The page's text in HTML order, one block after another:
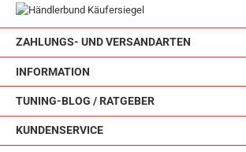
ZAHLUNGS- UND VERSANDARTEN
INFORMATION
TUNING-BLOG / RATGEBER
KUNDENSERVICE